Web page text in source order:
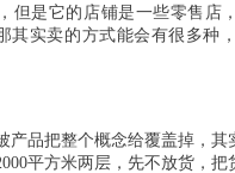
是它的店铺是一些零售店
实卖的方式能会有很多
品把整个概念给覆盖掉，
平方米两层，先不放货，